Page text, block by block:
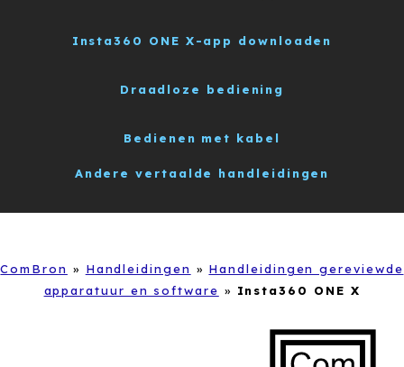
Insta360 ONE X-app downloaden
Draadloze bediening
Bedienen met kabel
Andere vertaalde handleidingen
ComBron » Handleidingen » Handleidingen gereviewde
apparatuur en software » Insta360 ONE X